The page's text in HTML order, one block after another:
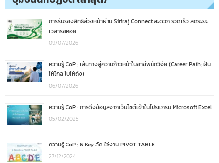
การรับรองสิทธิล่วงหน้าผ่าน Siriraj Connect สะดวก รวดเร็ว ลดระยะ
เวลารอคอย
09/07/2026
ความรู้ CoP : เส้นทางสู่ความก้าวหน้าในอาชีพนักวิจัย (Career Path: ฝัน
ให้ไกล ไปให้ถึง)
06/07/2026
ความรู้ CoP : การดึงข้อมูลจากเว็บไซต์เข้าในโปรแกรม Microsoft Excel
05/02/2025
ความรู้ CoP : 6 Key ลัด ใช้งาน PIVOT TABLE
27/12/2024